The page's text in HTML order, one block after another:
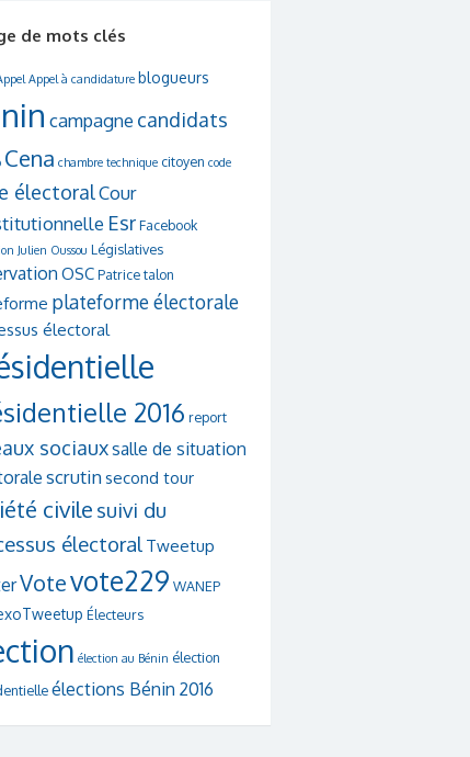
de mots clés
Appel à candidature blogueurs
campagne candidats
Cena chambre technique citoyen code
électoralCour
EsrFacebook
Julien Oussou Législatives
OSCPatrice talon
plateforme électorale
électoral
2016 report
sociauxsalle de situation
scrutinsecond tour
civile suivi du
électoral Tweetup
Votevote229 WANEP
Électeurs
élection au Bénin élection
élections Bénin 2016